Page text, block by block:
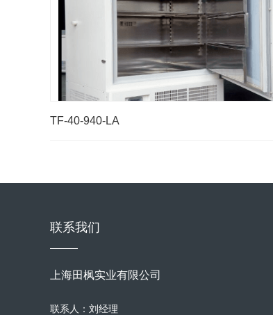
TF-40-940-LA
联系我们
上海田枫实业有限公司
联系人：刘经理